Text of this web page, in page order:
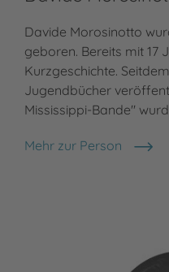
Davide Morosinotto
geboren. Bereits mit 17
Kurzgeschichte.
Jugendbücher
Mississippi-Bande"
Mehr zur Person
Davide Morosinotto